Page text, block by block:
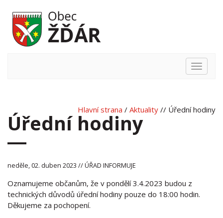
Hlavní
Hlavní strana / Aktuality // Úřední hodiny
Úřední hodiny
neděle, 02. duben 2023 // ÚŘAD INFORMUJE
Oznamujeme občanům, že v pondělí 3.4.2023 budou z
technických důvodů úřední hodiny pouze do 18:00 hodin.
Děkujeme za pochopení.